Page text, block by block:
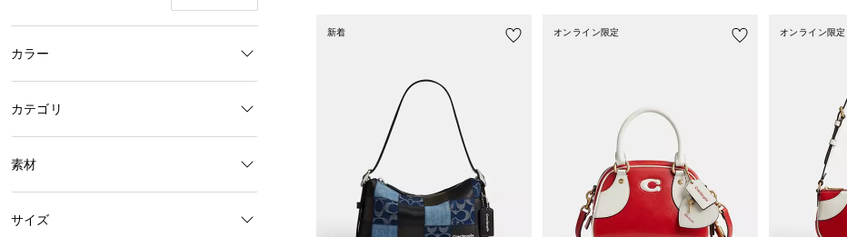
カラー
カテゴリ
素材
サイズ
新着 オンライン限定 オンライン限定